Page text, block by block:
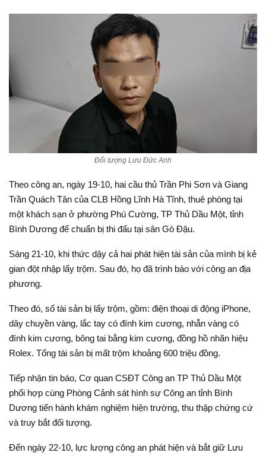
Đối tượng Lưu Đức Anh
Theo công an, ngày 19-10, hai cầu thủ Trần Phi Sơn và Giang
Trần Quách Tân của CLB Hồng Lĩnh Hà Tĩnh, thuê phòng tại
một khách sạn ở phường Phú Cường, TP Thủ Dầu Một, tỉnh
Bình Dương để chuẩn bị thi đấu tại sân Gò Đậu.
Sáng 21-10, khi thức dậy cả hai phát hiện tài sản của mình bị kẻ
gian đột nhập lấy trộm. Sau đó, họ đã trình báo với công an địa
phương.
Theo đó, số tài sản bị lấy trộm, gồm: điện thoại di động iPhone,
dây chuyền vàng, lắc tay có đính kim cương, nhẫn vàng có
đính kim cương, bông tai bằng kim cương, đồng hồ nhãn hiệu
Rolex. Tổng tài sản bị mất trộm khoảng 600 triệu đồng.
Tiếp nhận tin báo, Cơ quan CSĐT Công an TP Thủ Dầu Một
phối hợp cùng Phòng Cảnh sát hình sự Công an tỉnh Bình
Dương tiến hành khám nghiệm hiện trường, thu thập chứng cứ
và truy bắt đối tượng.
Đến ngày 22-10, lực lượng công an phát hiện và bắt giữ Lưu